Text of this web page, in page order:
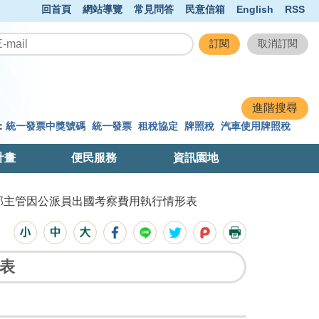
回首頁 網站導覽 常見問答 民意信箱 English RSS
統一發票中獎號碼 統一發票 租稅協定 牌照稅 汽車使用牌照稅
畫 便民服務 資訊園地
管因公派員出國考察費用執行情形表